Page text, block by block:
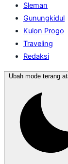
Sleman
Gunungkidul
Kulon Progo
Traveling
Redaksi
Ubah mode terang